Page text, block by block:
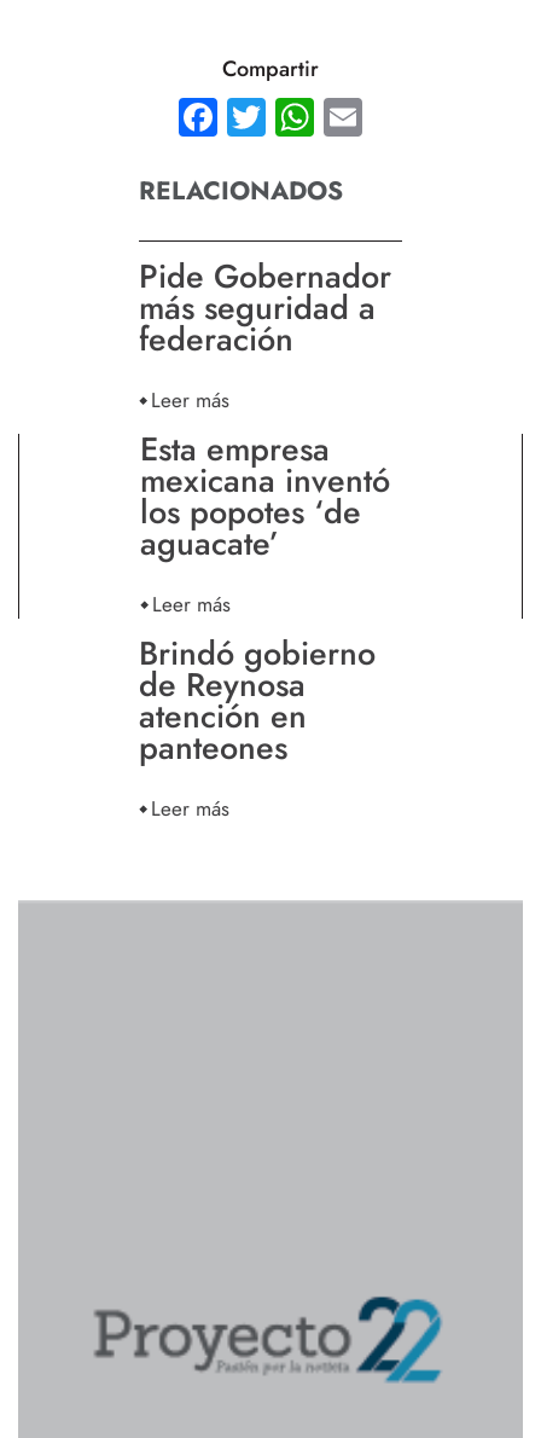
Compartir
Facebook
TwitterWhatsApp
RELACIONADOS
Pide Gobernador
más seguridad a
federación
Leer más
Esta empresa
mexicana inventó
los popotes ‘de
aguacate’
Leer más
Brindó gobierno
de Reynosa
atención en
panteones
Leer más